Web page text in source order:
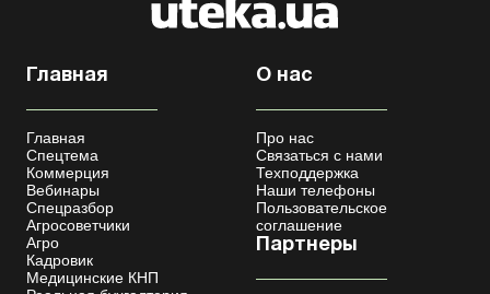
Главная
Главная
Спецтема
Коммерция
Вебинары
Спецразбор
Агросоветчики
Агро
Кадровик
Медицинские КНП
О нас
Про нас
Связаться с нами
Техподдержка
Наши телефоны
Пользовательское
соглашение
Партнеры